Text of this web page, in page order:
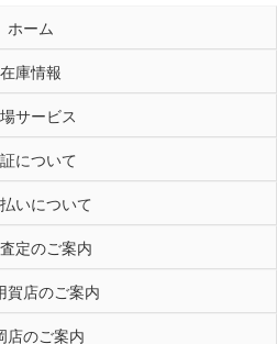
ホーム
在庫情報
サービス
について
いについて
定のご案内
賀店のご案内
店のご案内